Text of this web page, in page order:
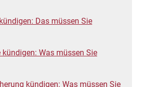
Das müssen Sie
kündigen: Was müssen Sie
kündigen: Was müssen Sie